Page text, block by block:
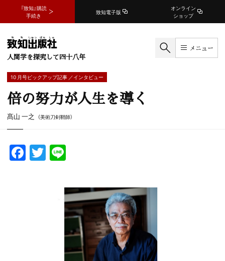
『致知』購読
手続き
致知電子版
オンライン
ショップ
人間学を探究して四十八年
メニュー
10 月号ピックアップ記事 ／インタビュー
倍の努力が人生を導く
髙山 一之 （美術刀剣鞘師）
F
a
T
w
er
e